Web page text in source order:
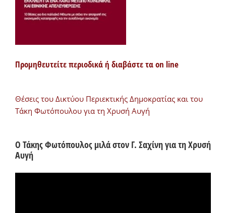
Προμηθευτείτε περιοδικά ή διαβάστε τα on line
Θέσεις του Δικτύου Περιεκτικής Δημοκρατίας και του
Τάκη Φωτόπουλου για τη Χρυσή Αυγή
Ο Τάκης Φωτόπουλος μιλά στον Γ. Σαχίνη για τη Χρυσή
Αυγή